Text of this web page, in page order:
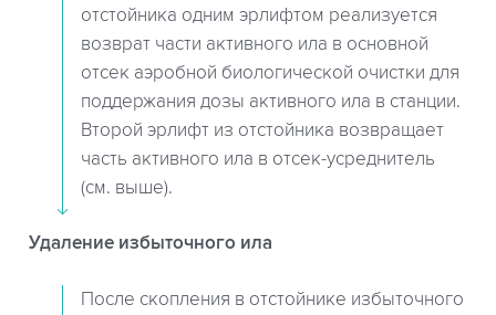
отстойника одним эрлифтом реализуется
возврат части активного ила в основной
отсек аэробной биологической очистки для
поддержания дозы активного ила в станции.
Второй эрлифт из отстойника возвращает
часть активного ила в отсек-усреднитель
(см. выше).
Удаление избыточного ила
После скопления в отстойнике избыточного